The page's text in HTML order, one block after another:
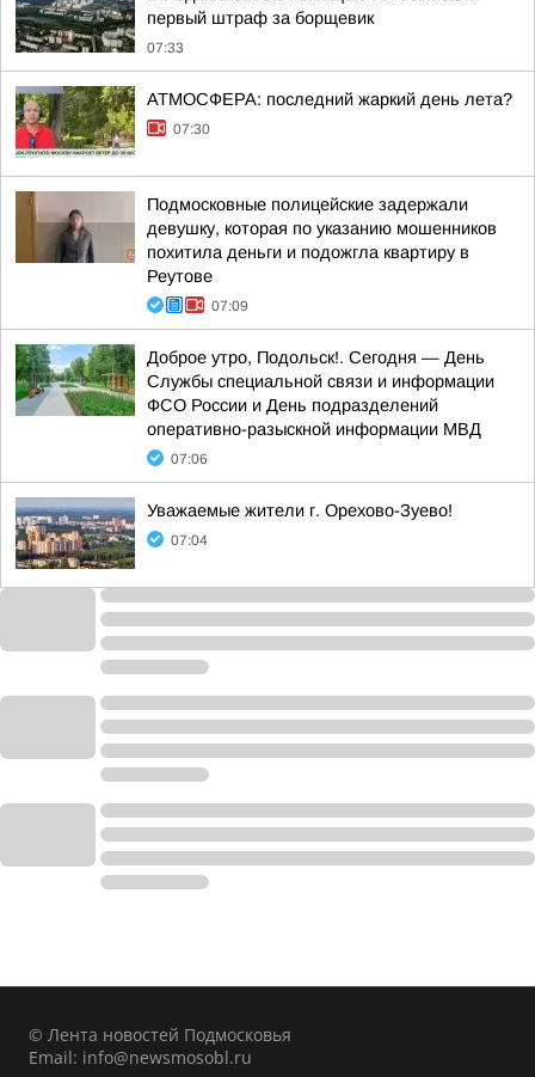
первый штраф за борщевик
07:33
АТМОСФЕРА: последний жаркий день лета?
07:30
Подмосковные полицейские задержали
девушку, которая по указанию мошенников
похитила деньги и подожгла квартиру в
Реутове
07:09
Доброе утро, Подольск!. Сегодня — День
Службы специальной связи и информации
ФСО России и День подразделений
оперативно-разыскной информации МВД
07:06
Уважаемые жители г. Орехово-Зуево!
07:04
© Лента новостей Подмосковья
Email: info@newsmosobl.ru